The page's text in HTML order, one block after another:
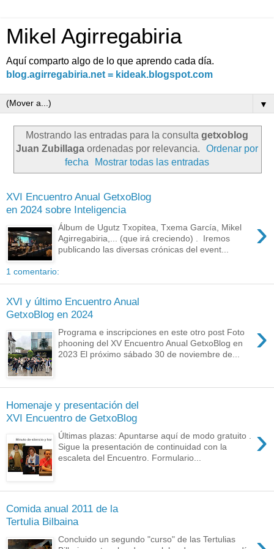
Mikel Agirregabiria
Aquí comparto algo de lo que aprendo cada día.
blog.agirregabiria.net = kideak.blogspot.com
▼
Mostrando las entradas para la consulta getxoblog
Juan Zubillagaordenadas por relevancia.
Ordenar por
fecha
Mostrar todas las entradas
XVI Encuentro Anual GetxoBlog
en 2024 sobre Inteligencia
›
Álbum de Ugutz Txopitea, Txema García, Mikel
Agirregabiria,... (que irá creciendo) . Iremos
publicando las diversas crónicas del event...
1 comentario:
XVI y último Encuentro Anual
GetxoBlog en 2024
›
Programa e inscripciones en este otro post Foto
phooning del XV Encuentro Anual GetxoBlog en
2023 El próximo sábado 30 de noviembre de...
Homenaje y presentación del
XVI Encuentro de GetxoBlog
›
Últimas plazas: Apuntarse aquí de modo gratuito .
Sigue la presentación de continuidad con la
escaleta del Encuentro. Formulario...
Comida anual 2011 de la
Tertulia Bilbaina
Concluido un segundo "curso" de las Tertulias